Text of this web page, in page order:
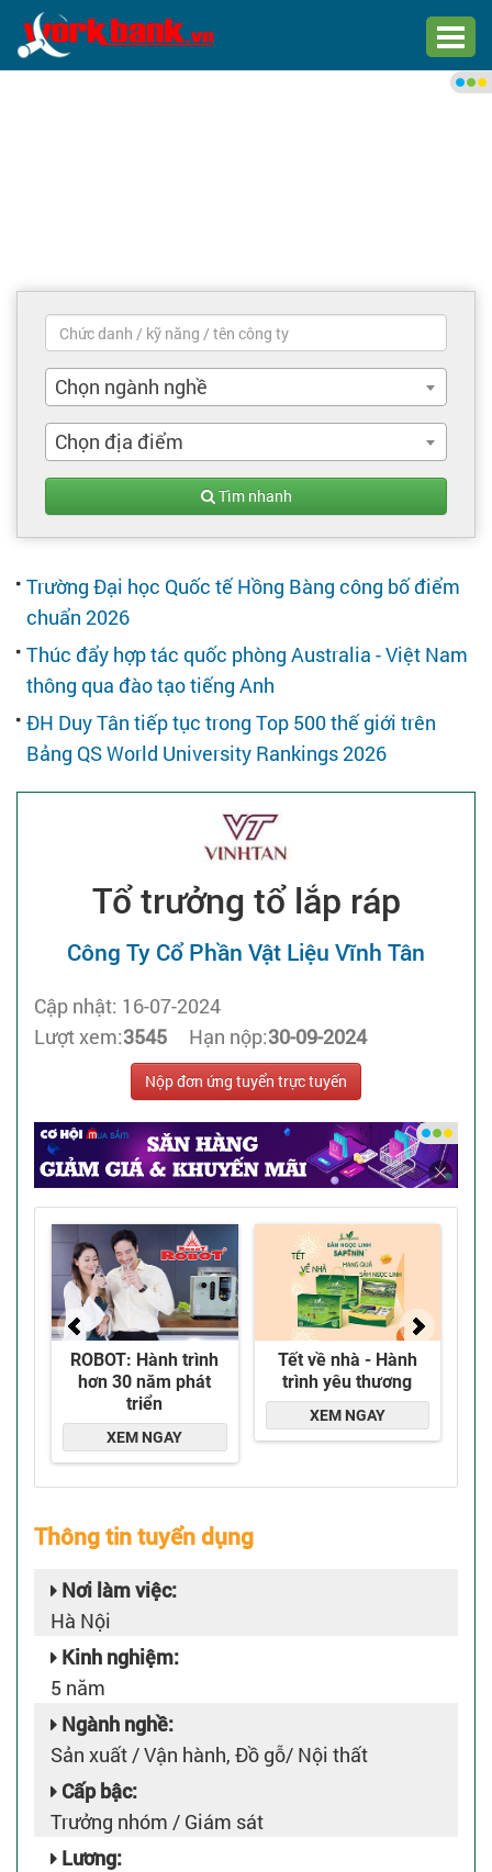
Trang chủ
Việc làm mới nhất
Tìm việc làm
Nhà tuyển dụng
Chọn ngành nghề
Chọn địa điểm
Tìm nhanh
Trường Đại học Quốc tế Hồng Bàng công bố điểm
chuẩn 2026
Thúc đẩy hợp tác quốc phòng Australia - Việt Nam
thông qua đào tạo tiếng Anh
ĐH Duy Tân tiếp tục trong Top 500 thế giới trên
Bảng QS World University Rankings 2026
Tổ trưởng tổ lắp ráp
Công Ty Cổ Phần Vật Liệu Vĩnh Tân
Cập nhật: 16-07-2024
Lượt xem:3545 Hạn nộp:30-09-2024
Nộp đơn ứng tuyển trực tuyến
Thông tin tuyển dụng
Nơi làm việc:
Hà Nội
Kinh nghiệm:
5 năm
Ngành nghề:
Sản xuất / Vận hành, Đồ gỗ/ Nội thất
Cấp bậc:
Trưởng nhóm / Giám sát
Lương: